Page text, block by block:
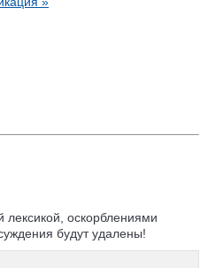
оскорблениями
будут удалены!